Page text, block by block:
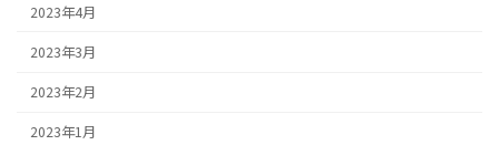
2023年4月
2023年3月
2023年2月
2023年1月